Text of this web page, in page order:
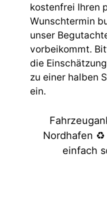
kostenfrei Ihren
Wunschtermin
unser
vorbeikommt.
die
zu einer halben
ein.
Nordhafen
einfach